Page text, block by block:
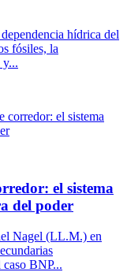
hídrica del
fósiles, la
corredor: el sistema
el sistema
del poder
Nagel (LL.M.) en
caso BNP...